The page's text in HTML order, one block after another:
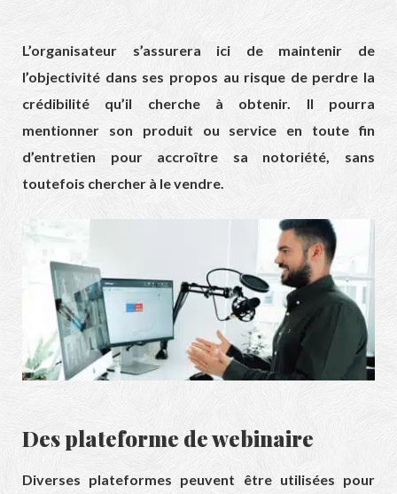
L’organisateur s’assurera ici de maintenir de
l’objectivité dans ses propos au risque de perdre la
crédibilité qu’il cherche à obtenir. Il pourra
mentionner son produit ou service en toute fin
d’entretien pour accroître sa notoriété, sans
toutefois chercher à le vendre.
Des plateforme de webinaire
Diverses plateformes peuvent être utilisées pour